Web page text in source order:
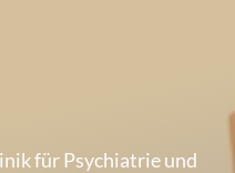
für Psychiatrie und